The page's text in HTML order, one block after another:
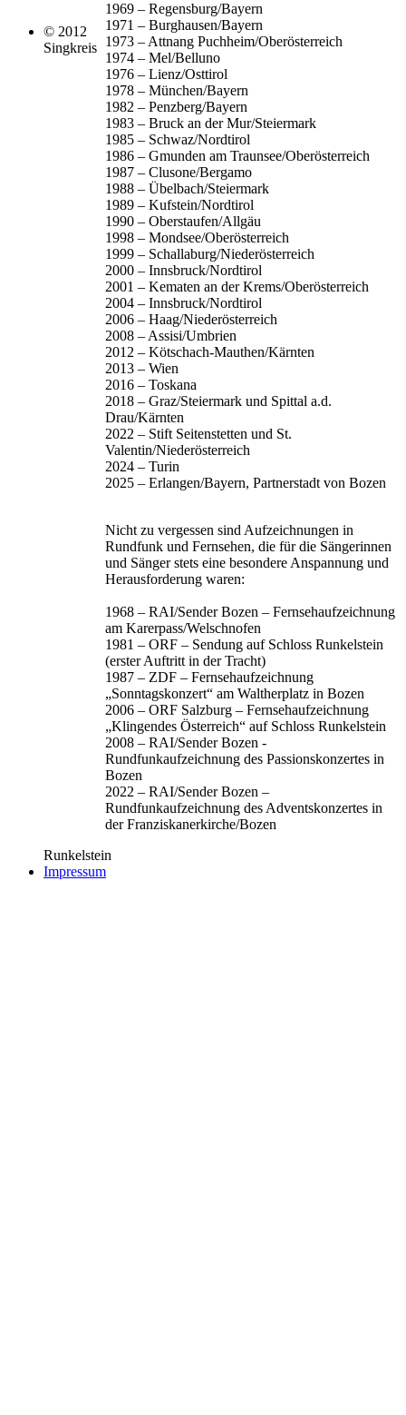
1969 – Regensburg/Bayern
1971 – Burghausen/Bayern
1973 – Attnang Puchheim/Oberösterreich
1974 – Mel/Belluno
1976 – Lienz/Osttirol
1978 – München/Bayern
1982 – Penzberg/Bayern
1983 – Bruck an der Mur/Steiermark
1985 – Schwaz/Nordtirol
1986 – Gmunden am Traunsee/Oberösterreich
1987 – Clusone/Bergamo
1988 – Übelbach/Steiermark
1989 – Kufstein/Nordtirol
1990 – Oberstaufen/Allgäu
1998 – Mondsee/Oberösterreich
1999 – Schallaburg/Niederösterreich
2000 – Innsbruck/Nordtirol
2001 – Kematen an der Krems/Oberösterreich
2004 – Innsbruck/Nordtirol
2006 – Haag/Niederösterreich
2008 – Assisi/Umbrien
2012 – Kötschach-Mauthen/Kärnten
2013 – Wien
2016 – Toskana
2018 – Graz/Steiermark und Spittal a.d.
Drau/Kärnten
2022 – Stift Seitenstetten und St.
Valentin/Niederösterreich
2024 – Turin
2025 – Erlangen/Bayern, Partnerstadt von Bozen
Nicht zu vergessen sind Aufzeichnungen in
Rundfunk und Fernsehen, die für die Sängerinnen
und Sänger stets eine besondere Anspannung und
Herausforderung waren:
1968 – RAI/Sender Bozen – Fernsehaufzeichnung
am Karerpass/Welschnofen
1981 – ORF – Sendung auf Schloss Runkelstein
(erster Auftritt in der Tracht)
1987 – ZDF – Fernsehaufzeichnung
„Sonntagskonzert“ am Waltherplatz in Bozen
2006 – ORF Salzburg – Fernsehaufzeichnung
„Klingendes Österreich“ auf Schloss Runkelstein
2008 – RAI/Sender Bozen -
Rundfunkaufzeichnung des Passionskonzertes in
Bozen
2022 – RAI/Sender Bozen –
Rundfunkaufzeichnung des Adventskonzertes in
der Franziskanerkirche/Bozen
© 2012
Singkreis
Runkelstein
Impressum